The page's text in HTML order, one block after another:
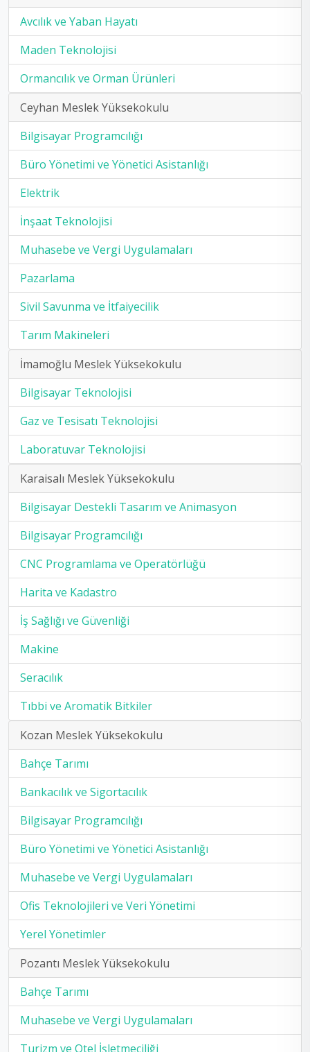
Avcılık ve Yaban Hayatı
Maden Teknolojisi
Ormancılık ve Orman Ürünleri
Ceyhan Meslek Yüksekokulu
Bilgisayar Programcılığı
Büro Yönetimi ve Yönetici Asistanlığı
Elektrik
İnşaat Teknolojisi
Muhasebe ve Vergi Uygulamaları
Pazarlama
Sivil Savunma ve İtfaiyecilik
Tarım Makineleri
İmamoğlu Meslek Yüksekokulu
Bilgisayar Teknolojisi
Gaz ve Tesisatı Teknolojisi
Laboratuvar Teknolojisi
Karaisalı Meslek Yüksekokulu
Bilgisayar Destekli Tasarım ve Animasyon
Bilgisayar Programcılığı
CNC Programlama ve Operatörlüğü
Harita ve Kadastro
İş Sağlığı ve Güvenliği
Makine
Seracılık
Tıbbi ve Aromatik Bitkiler
Kozan Meslek Yüksekokulu
Bahçe Tarımı
Bankacılık ve Sigortacılık
Bilgisayar Programcılığı
Büro Yönetimi ve Yönetici Asistanlığı
Muhasebe ve Vergi Uygulamaları
Ofis Teknolojileri ve Veri Yönetimi
Yerel Yönetimler
Pozantı Meslek Yüksekokulu
Bahçe Tarımı
Muhasebe ve Vergi Uygulamaları
Turizm ve Otel İşletmeciliği